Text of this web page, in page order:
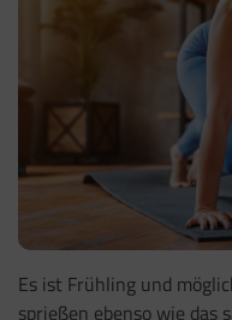
Es ist Frühling und
sprießen ebenso wie das